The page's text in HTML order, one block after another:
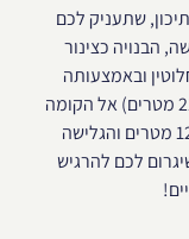
שתעניק לכם
הבנויה כצינור
ובאמצעותה
תוכלו להגיע בגלישה מקומה 53 (בגובה 219.5 מטרים) אל הקומה
ה-52 (בגובה 215.5 מטרים). אורך המגלשה 12 מטרים והגלישה
לכם להרגיש